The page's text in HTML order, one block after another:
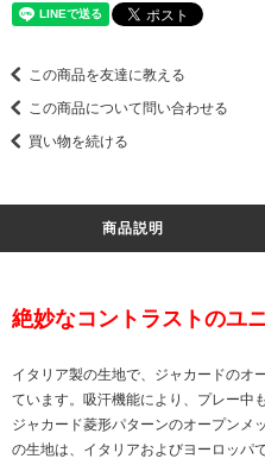
この商品を友達に教える
この商品について問い合わせる
買い物を続ける
商品説明
絶妙なコントラストのユ
イタリア製の生地で、ジャカードのオ
ています。吸汗機能により、プレー中
ジャカード菱形パターンのオープンメ
の生地は、イタリアおよびヨーロッパ